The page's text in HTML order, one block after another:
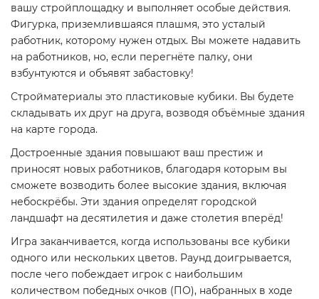
вашу стройплощадку и выполняет особые действия.
Фигурка, приземлившаяся плашмя, это усталый
работник, которому нужен отдых. Вы можете надавить
на работников, но, если перегнёте палку, они
взбунтуются и объявят забастовку!
Стройматериалы это пластиковые кубики. Вы будете
складывать их друг на друга, возводя объёмные здания
на карте города.
Достроенные здания повышают ваш престиж и
приносят новых работников, благодаря которым вы
сможете возводить более высокие здания, включая
небоскрёбы. Эти здания определят городской
ландшафт на десятилетия и даже столетия вперёд!
Игра заканчивается, когда использованы все кубики
одного или нескольких цветов. Раунд доигрывается,
после чего побеждает игрок с наибольшим
количеством победных очков (ПО), набранных в ходе